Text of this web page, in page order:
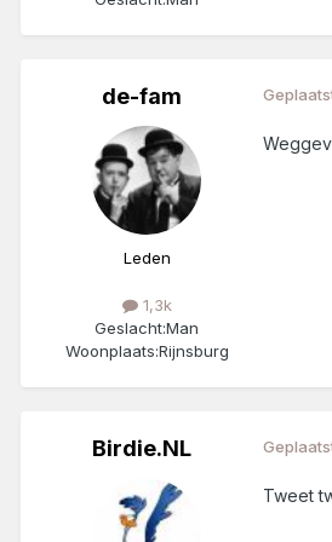
de-fam
Leden
1,3k
Geslacht:Man
Woonplaats:Rijnsburg
Birdie.NL
Tweet